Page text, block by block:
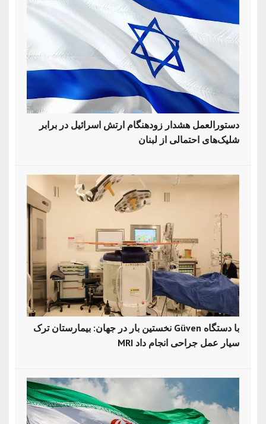
دستورالعمل هشدار زودهنگام ارتش اسرائیل در برابر
شلیک‌های احتمالی از لبنان
نخستین بار در جهان: بیمارستان ترک Güven با دستگاه
MRI سیار عمل جراحی انجام داد